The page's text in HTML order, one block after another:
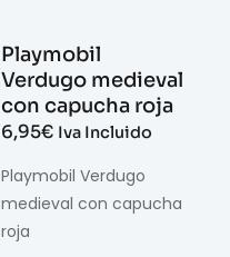
Playmobil
Verdugo medieval
con capucha roja
6,95€ Iva Incluido
Playmobil Verdugo
medieval con capucha
roja